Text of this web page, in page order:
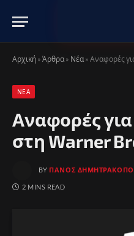
Αρχική » Άρθρα » Νέα » Αναφορές
ΝΈΑ
Αναφορές
στη Warner
BY ΠΆΝΟΣ
2 MINS READ